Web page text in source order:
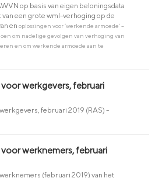
op basis van eigen beloningsdata
van een grote wml-verhoging op de
en oplossingen voor ‘werkende armoede’ –
om nadelige gevolgen van verhoging van
en om werkende armoede aan te
werkgevers, februari
februari 2019 (RAS) -
werknemers, februari
(februari 2019) van het